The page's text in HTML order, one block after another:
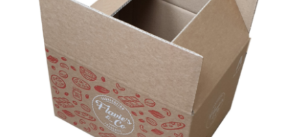
AJOUTER AU PANIER
DÉTAILS